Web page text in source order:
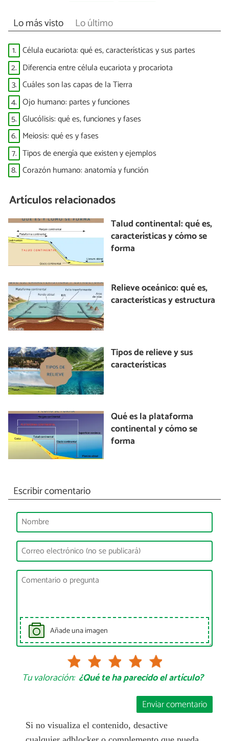
Lo más visto Lo último
1. Célula eucariota: qué es, características y sus partes
2. Diferencia entre célula eucariota y procariota
3. Cuáles son las capas de la Tierra
4. Ojo humano: partes y funciones
5. Glucólisis: qué es, funciones y fases
6. Meiosis: qué es y fases
7. Tipos de energía que existen y ejemplos
8. Corazón humano: anatomía y función
Artículos relacionados
Talud continental: qué es,
características y cómo se
forma
Relieve oceánico: qué es,
características y estructura
Tipos de relieve y sus
características
Qué es la plataforma
continental y cómo se
forma
Escribir comentario
Añade una imagen
Tu valoración: ¿Qué te ha parecido el artículo?
Enviar comentario
Si no visualiza el contenido, desactive